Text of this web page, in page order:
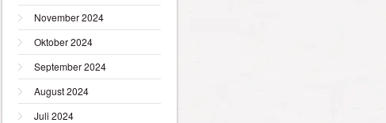
November 2024
Oktober 2024
September 2024
August 2024
Juli 2024